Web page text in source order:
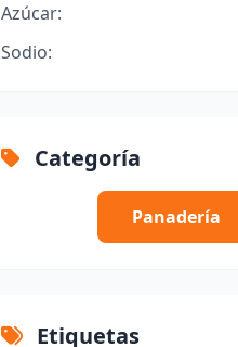
Azúcar:
Sodio:
Categoría
Panadería
Etiquetas